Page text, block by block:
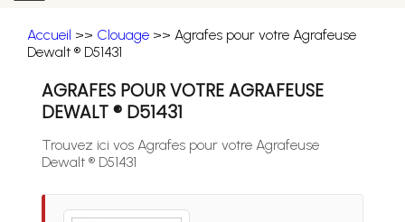
Accueil >> Clouage >> Agrafes pour votre Agrafeuse
Dewalt ® D51431
AGRAFES POUR VOTRE AGRAFEUSE
DEWALT ® D51431
Trouvez ici vos Agrafes pour votre Agrafeuse
Dewalt ® D51431